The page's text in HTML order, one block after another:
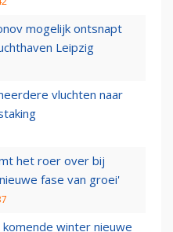
mogelijk ontsnapt
Leipzig
vluchten naar
het roer over bij
fase van groei'
winter nieuwe